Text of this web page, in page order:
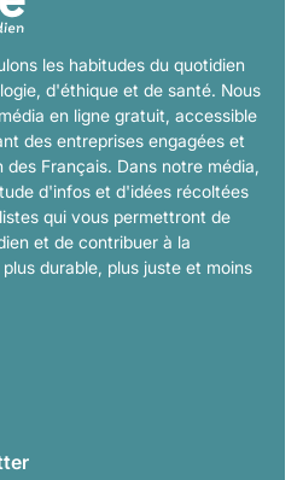
les habitudes du quotidien
d'éthique et de santé. Nous
en ligne gratuit, accessible
des entreprises engagées et
Français. Dans notre média,
d'infos et d'idées récoltées
qui vous permettront de
et de contribuer à la
durable, plus juste et moins